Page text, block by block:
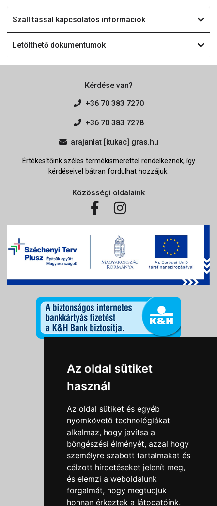
Az oldal sütiket
használ
Az oldal sütiket és egyéb
nyomkövető technológiákat
alkalmaz, hogy javítsa a
böngészési élményét, azzal hogy
személyre szabott tartalmakat és
célzott hirdetéseket jelenít meg,
és elemzi a weboldalunk
forgalmát, hogy megtudjuk
honnan érkeztek a látogatóink.
Szállítással kapcsolatos információk
Letölthető dokumentumok
Kérdése van?
+36 70 383 7270
+36 70 383 7278
arajanlat [kukac] gras.hu
Értékesítőink széles termékismerettel rendelkeznek, így
kérdéseivel bátran fordulhat hozzájuk.
Közösségi oldalaink
Információk
Általános szerződési feltételek
Impresszum
Nyereményjáték szabály
Outlet nap nyereményjáték szabályzat
Süti beállítások
Menü
Ajánlatkérés
Szakmai tippek / Újdonságok